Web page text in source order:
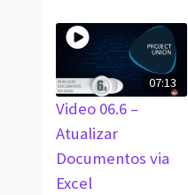
07:13
Video 06.6 –
Atualizar
Documentos via
Excel